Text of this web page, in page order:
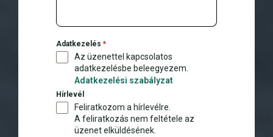
6
Adatkezelés *
Az üzenettel kapcsolatos
adatkezelésbe beleegyezem.
Adatkezelési szabályzat
Hírlevél
Feliratkozom a hírlevélre.
A feliratkozás nem feltétele az
üzenet elküldésének.